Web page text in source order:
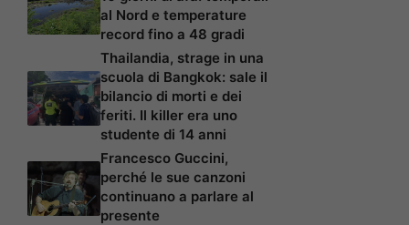
al Nord e temperature
record fino a 48 gradi
Thailandia, strage in una
scuola di Bangkok: sale il
bilancio di morti e dei
feriti. Il killer era uno
studente di 14 anni
Francesco Guccini,
perché le sue canzoni
continuano a parlare al
presente